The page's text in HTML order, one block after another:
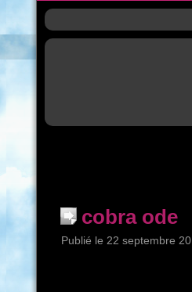
cobra ode
Publié le 22 septembre